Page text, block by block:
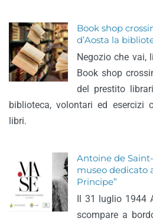
Book shop
d’Aosta la
Negozio che vai,
Book shop
del prestito
biblioteca, volontari ed esercizi
libri.
Antoine de
museo dedicato
Principe”
Il 31 luglio 1944
scompare a